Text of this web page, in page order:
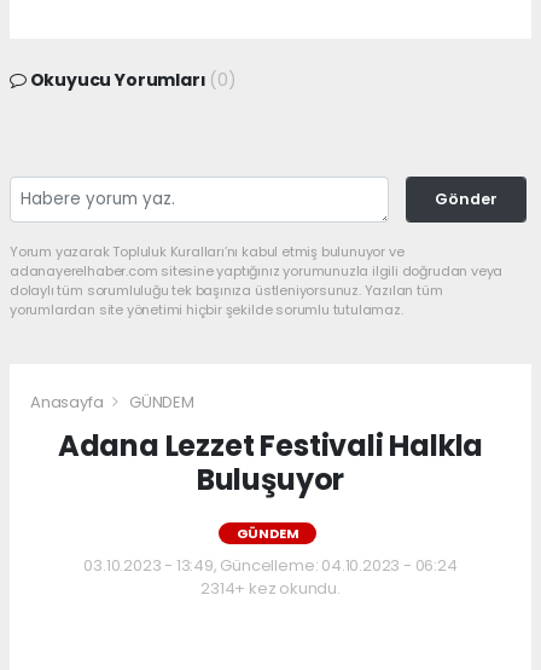
Okuyucu Yorumları (0)
Gönder
Yorum yazarak Topluluk Kuralları’nı kabul etmiş bulunuyor ve
adanayerelhaber.com sitesine yaptığınız yorumunuzla ilgili doğrudan veya
dolaylı tüm sorumluluğu tek başınıza üstleniyorsunuz. Yazılan tüm
yorumlardan site yönetimi hiçbir şekilde sorumlu tutulamaz.
Anasayfa GÜNDEM
Adana Lezzet Festivali Halkla
Buluşuyor
GÜNDEM
03.10.2023 - 13:49, Güncelleme: 04.10.2023 - 06:24
2314+ kez okundu.